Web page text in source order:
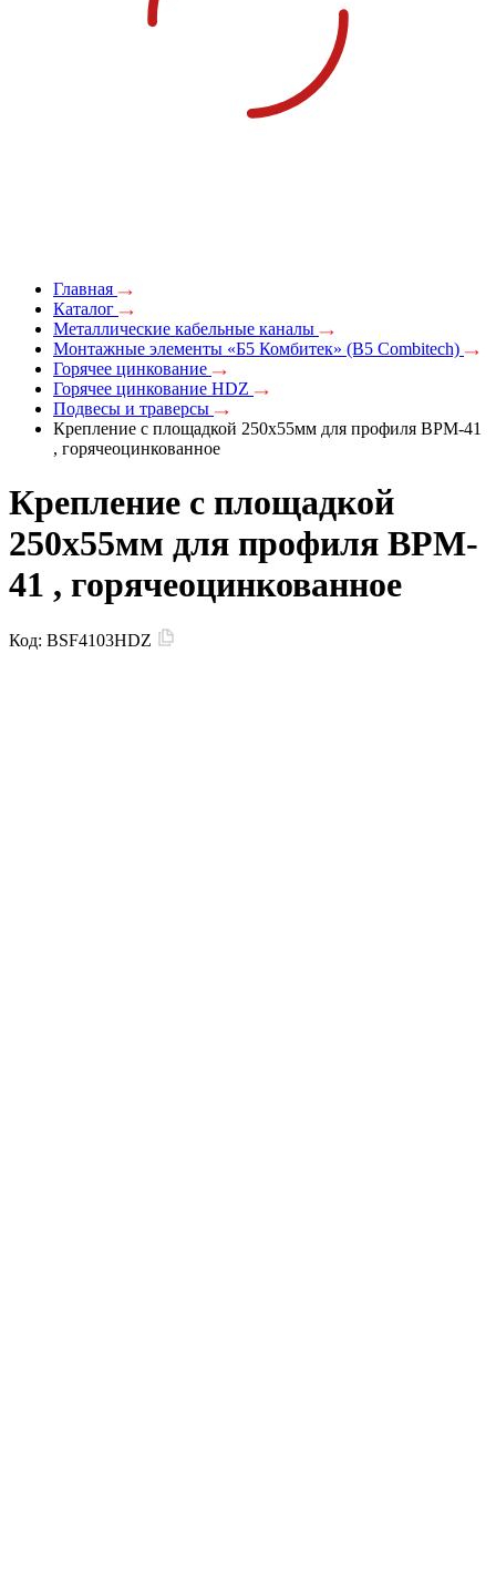
Главная
Каталог
Металлические кабельные каналы
Монтажные элементы «Б5 Комбитек» (B5 Combitech)
Горячее цинкование
Горячее цинкование HDZ
Подвесы и траверсы
Крепление с площадкой 250х55мм для профиля BPM-41
, горячеоцинкованное
Крепление с площадкой
250х55мм для профиля BPM-
41 , горячеоцинкованное
Код: BSF4103HDZ